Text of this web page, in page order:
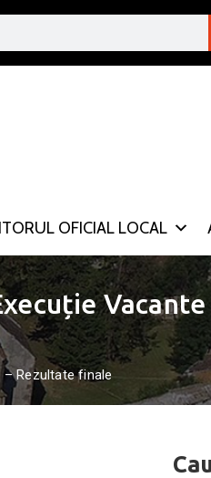
OFICIAL LOCAL
Rezultate finale